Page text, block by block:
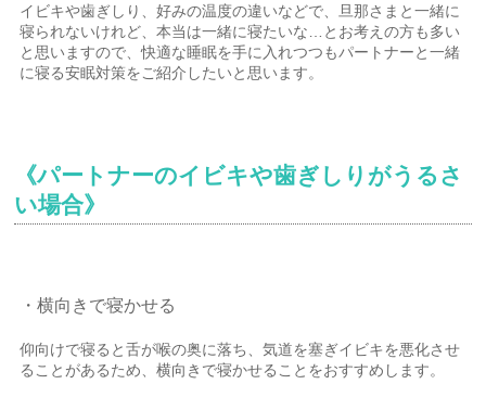
イビキや歯ぎしり、好みの温度の違いなどで、旦那さまと一緒に
寝られないけれど、本当は一緒に寝たいな…とお考えの方も多い
と思いますので、快適な睡眠を手に入れつつもパートナーと一緒
に寝る安眠対策をご紹介したいと思います。
《パートナーのイビキや歯ぎしりがうるさ
い場合》
・横向きで寝かせる
仰向けで寝ると舌が喉の奥に落ち、気道を塞ぎイビキを悪化させ
ることがあるため、横向きで寝かせることをおすすめします。